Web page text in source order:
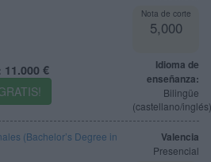
Nota de corte
5,000
Idioma de
enseñanza:
Bilingüe
(castellano/
11.000 €
Valencia
Presencial
(Bachelor’s Degree in